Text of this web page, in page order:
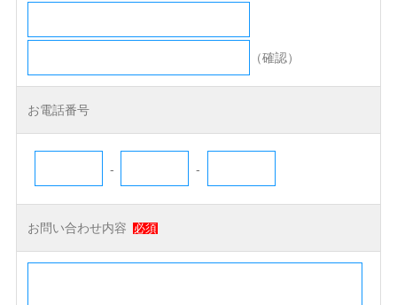
（確認）
お電話番号
- -
お問い合わせ内容 必須